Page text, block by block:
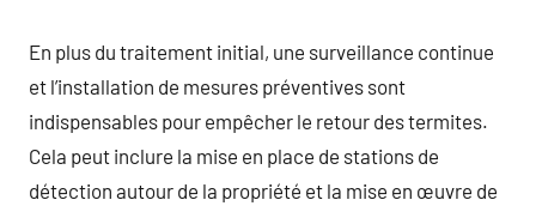
En plus du traitement initial, une surveillance continue
et l’installation de mesures préventives sont
indispensables pour empêcher le retour des termites.
Cela peut inclure la mise en place de stations de
détection autour de la propriété et la mise en œuvre de